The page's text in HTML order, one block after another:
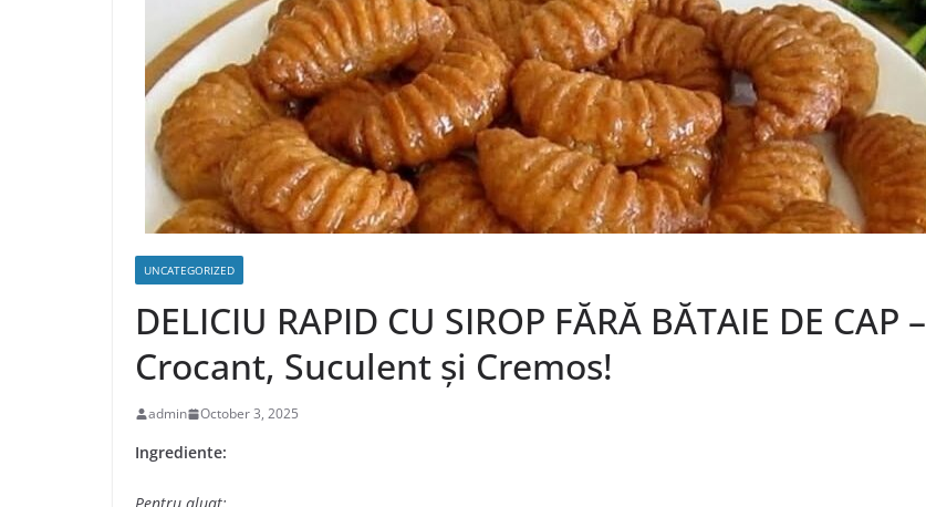
UNCATEGORIZED
DELICIU RAPID CU SIROP FĂRĂ BĂTAIE DE CAP –
Crocant, Suculent și Cremos!
admin October 3, 2025
Ingrediente: